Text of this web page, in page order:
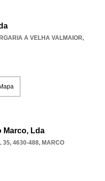
A VELHA VALMAIOR,
Marco, Lda
35, 4630-488, MARCO